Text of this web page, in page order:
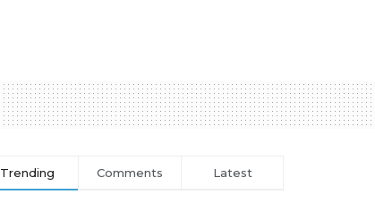
Trending Comments Latest